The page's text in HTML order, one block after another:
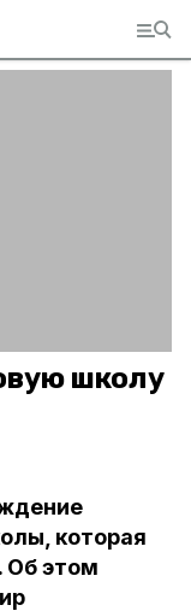
школу
которая
Об этом